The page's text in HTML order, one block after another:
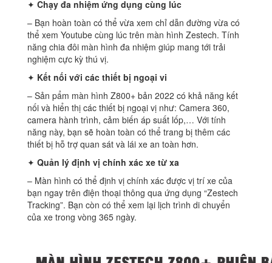
✦ Chạy đa nhiệm ứng dụng cùng lúc
– Bạn hoàn toàn có thể vừa xem chỉ dẫn đường vừa có
thể xem Youtube cùng lúc trên màn hình Zestech. Tính
năng chia đôi màn hình đa nhiệm giúp mang tới trải
nghiệm cực kỳ thú vị.
✦ Kết nối với các thiết bị ngoại vi
– Sản pẩm màn hình Z800+ bản 2022 có khả năng kết
nối và hiển thị các thiết bị ngoại vị như: Camera 360,
camera hành trình, cảm biến áp suất lốp,… Với tính
năng này, bạn sẽ hoàn toàn có thể trang bị thêm các
thiết bị hỗ trợ quan sát và lái xe an toàn hơn.
✦ Quản lý định vị chính xác xe từ xa
– Màn hình có thể định vị chính xác được vị trí xe của
bạn ngay trên điện thoại thông qua ứng dụng “Zestech
Tracking”. Bạn còn có thể xem lại lịch trình di chuyển
của xe trong vòng 365 ngày.